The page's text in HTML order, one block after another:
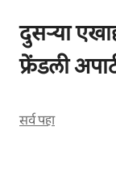
दुसऱ्या
फ्रेंडली
सर्व पहा